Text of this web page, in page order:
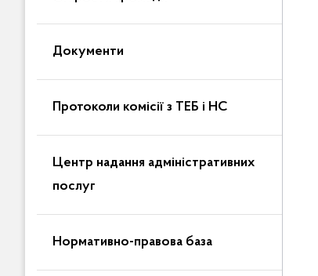
Документи
Протоколи комісії з ТЕБ і НС
Центр надання адміністративних
послуг
Нормативно-правова база